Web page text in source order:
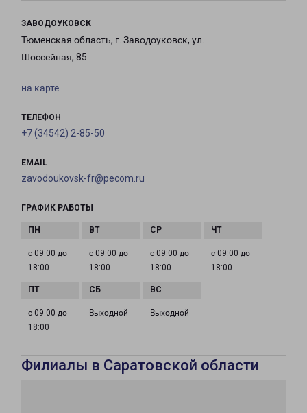
ЗАВОДОУКОВСК
Тюменская область, г. Заводоуковск, ул.
Шоссейная, 85
на карте
ТЕЛЕФОН
+7 (34542) 2-85-50
EMAIL
zavodoukovsk-fr@pecom.ru
ГРАФИК РАБОТЫ
с 09:00 до
18:00
с 09:00 до
18:00
с 09:00 до
18:00
с 09:00 до
18:00
с 09:00 до
18:00
Выходной Выходной
Филиалы в Саратовской области